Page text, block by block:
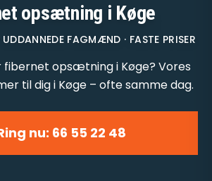
opsætning i Køge
UDDANNEDE FAGMÆND · FASTE PRISER
fibernet opsætning i Køge? Vores
til dig i Køge – ofte samme dag.
nu: 66 55 22 48